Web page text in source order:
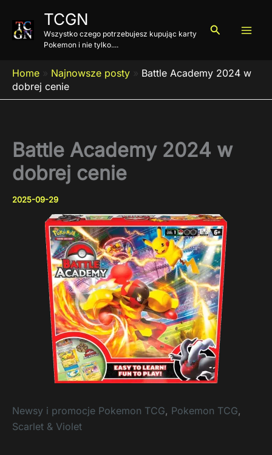
treści
TCGN
Wszystko czego potrzebujesz kupując karty
Pokemon i nie tylko....
Szukaj
Home » Najnowsze posty » Battle Academy 2024 w
dobrej cenie
Battle Academy 2024 w
dobrej cenie
2025-09-29
Newsy i promocje Pokemon TCG, Pokemon TCG,
Scarlet & Violet